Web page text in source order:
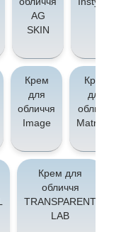
AG
SKIN
Крем
для
обличчя
Image
Крем
для
обличчя
Matrigen
Крем для
обличчя
TRANSPARENT
LAB